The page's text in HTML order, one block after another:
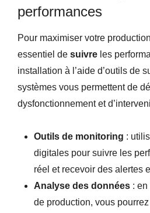
performances
Pour maximiser votre
essentiel de suivre les
installation à l’aide d’outils de
systèmes vous permettent de
dysfonctionnement et
Outils de monitoring :
digitales pour suivre les
réel et recevoir des alertes
Analyse des données :
de production, vous